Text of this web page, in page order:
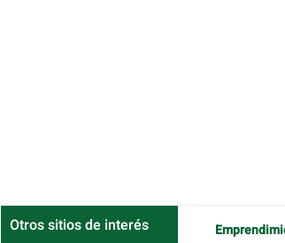
Otros sitios de interés